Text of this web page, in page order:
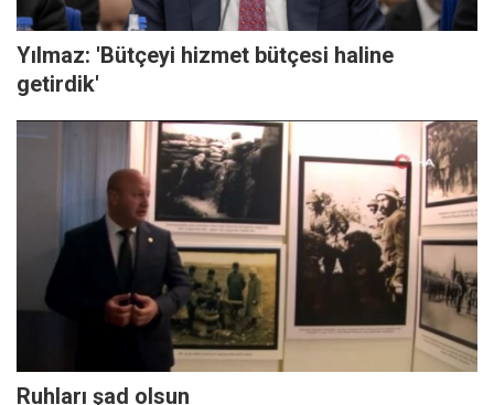
Yılmaz: 'Bütçeyi hizmet bütçesi haline
getirdik'
Ruhları şad olsun